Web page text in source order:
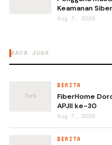
Keamanan Siber
Aug 7, 2026
BACA JUGA
BERITA
FiberHome
APJII ke-30
Aug 7, 2026
BERITA